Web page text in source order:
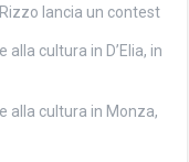
Rizzo lancia un contest
alla cultura in D’Elia, in
alla cultura in Monza,